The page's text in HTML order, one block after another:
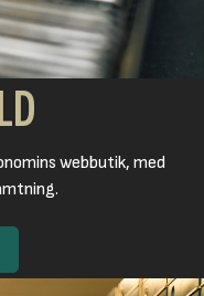
webbutik, med